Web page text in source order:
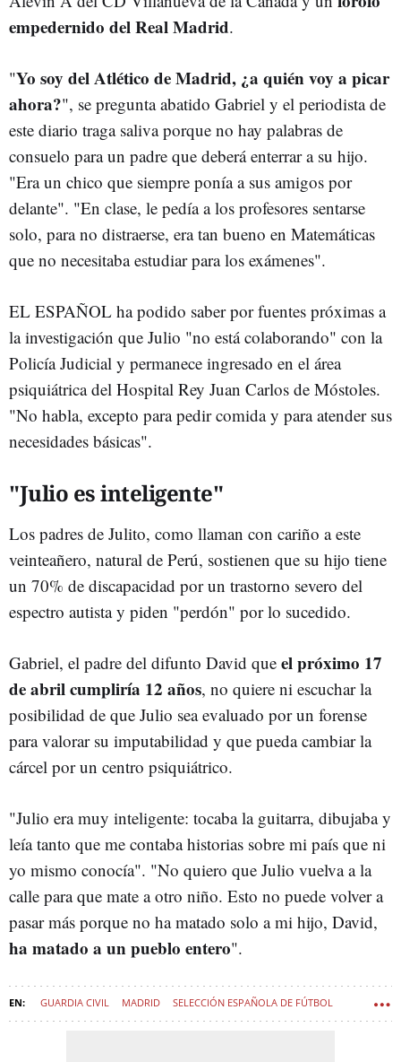
empedernido del Real Madrid.
"Yo soy del Atlético de Madrid, ¿a quién voy a picar
ahora?", se pregunta abatido Gabriel y el periodista de
este diario traga saliva porque no hay palabras de
consuelo para un padre que deberá enterrar a su hijo.
"Era un chico que siempre ponía a sus amigos por
delante". "En clase, le pedía a los profesores sentarse
solo, para no distraerse, era tan bueno en Matemáticas
que no necesitaba estudiar para los exámenes".
EL ESPAÑOL ha podido saber por fuentes próximas a
la investigación que Julio "no está colaborando" con la
Policía Judicial y permanece ingresado en el área
psiquiátrica del Hospital Rey Juan Carlos de Móstoles.
"No habla, excepto para pedir comida y para atender sus
necesidades básicas".
"Julio es inteligente"
Los padres de Julito, como llaman con cariño a este
veinteañero, natural de Perú, sostienen que su hijo tiene
un 70% de discapacidad por un trastorno severo del
espectro autista y piden "perdón" por lo sucedido.
Gabriel, el padre del difunto David que el próximo 17
de abril cumpliría 12 años, no quiere ni escuchar la
posibilidad de que Julio sea evaluado por un forense
para valorar su imputabilidad y que pueda cambiar la
cárcel por un centro psiquiátrico.
"Julio era muy inteligente: tocaba la guitarra, dibujaba y
leía tanto que me contaba historias sobre mi país que ni
yo mismo conocía". "No quiero que Julio vuelva a la
calle para que mate a otro niño. Esto no puede volver a
pasar más porque no ha matado solo a mi hijo, David,
ha matado a un pueblo entero".
GUARDIA CIVIL MADRID SELECCIÓN ESPAÑOLA DE FÚTBOL